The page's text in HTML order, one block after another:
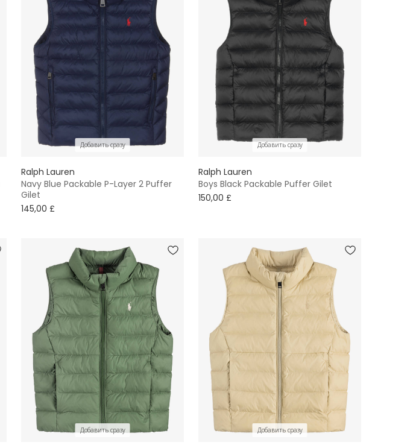
Добавить сразу
Ralph Lauren
Navy Blue Packable P-Layer 2 Puffer
Gilet
145,00 £
Добавить сразу
Ralph Lauren
Boys Black Packable Puffer Gilet
150,00 £
Добавить сразу Добавить сразу